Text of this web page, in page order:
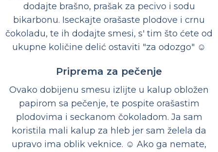
dodajte brašno, prašak za pecivo i sodu
bikarbonu. Iseckajte orašaste plodove i crnu
čokoladu, te ih dodajte smesi, s' tim što ćete od
ukupne količine delić ostaviti "za odozgo" ☺️
Priprema za pečenje
Ovako dobijenu smesu izlijte u kalup obložen
papirom sa pečenje, te pospite orašastim
plodovima i seckanom čokoladom. Ja sam
koristila mali kalup za hleb jer sam želela da
upravo ima oblik veknice. ☺️ Ako ga nemate,